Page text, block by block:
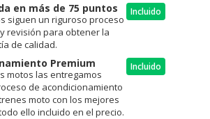
en más de 75 puntos
siguen un riguroso proceso
revisión para obtener la
de calidad.
Incluido
Premium
motos las entregamos
de acondicionamiento
moto con los mejores
ello incluido en el precio.
Incluido